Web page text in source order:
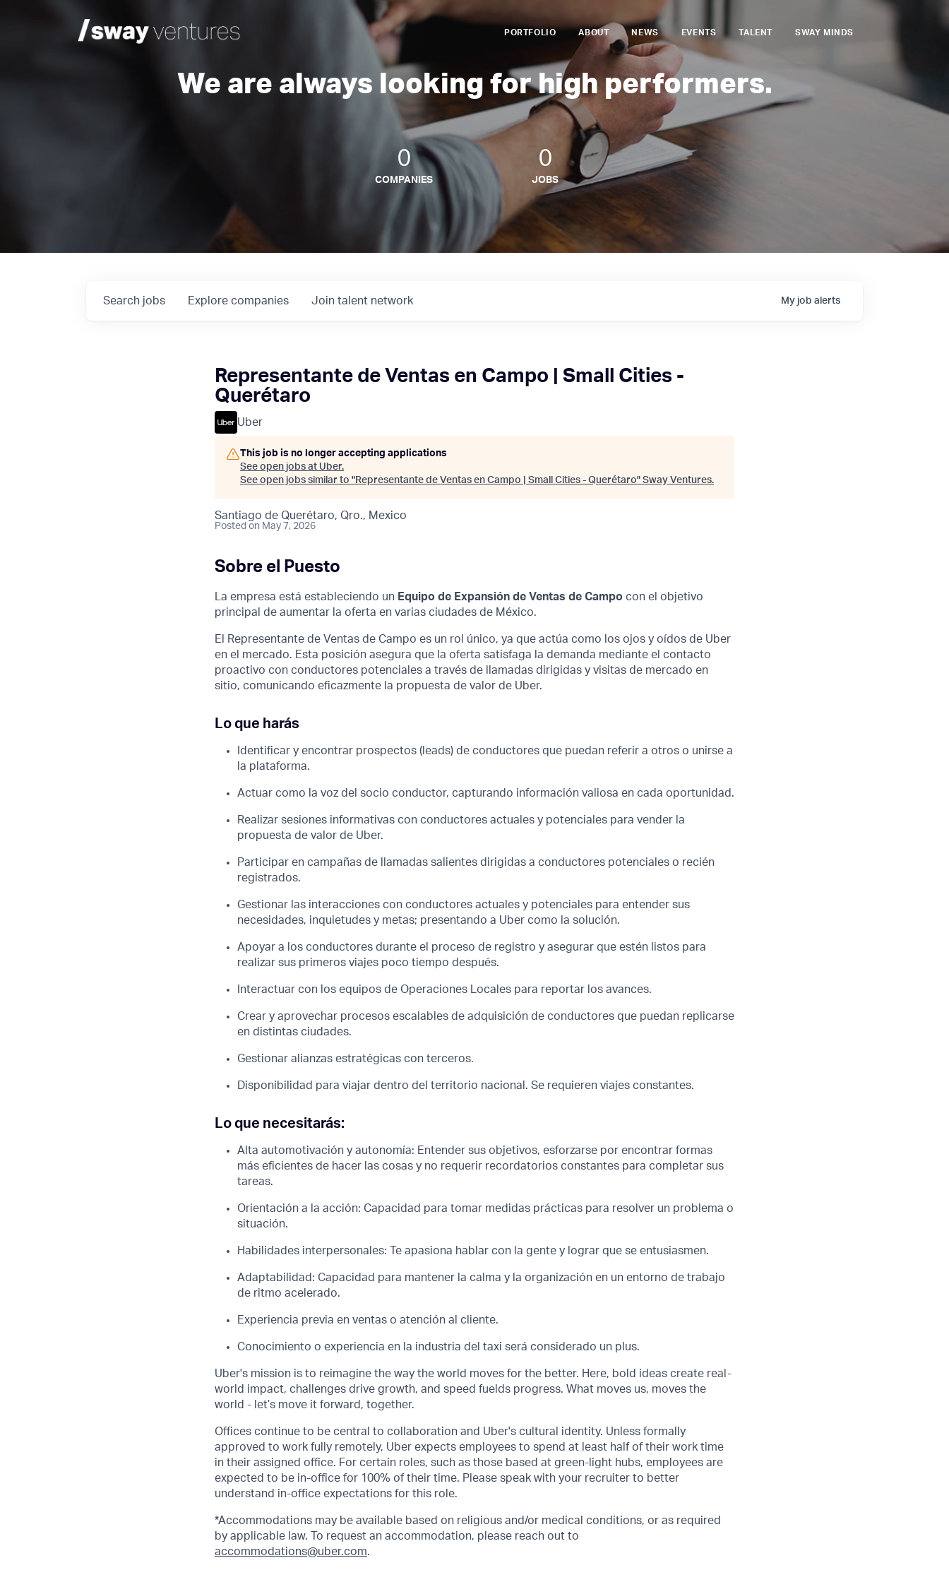
PORTFOLIO ABOUT NEWS EVENTS TALENT SWAY MINDS
We are always looking for high performers.
0
COMPANIES
0
JOBS
Search jobs Explore companies Join talent network My job alerts
Representante de Ventas en Campo | Small Cities -
Querétaro
Uber
This job is no longer accepting applications
See open jobs at Uber.
See open jobs similar to "Representante de Ventas en Campo | Small Cities - Querétaro" Sway Ventures.
Santiago de Querétaro, Qro., Mexico
Posted on May 7, 2026
Sobre el Puesto
La empresa está estableciendo un Equipo de Expansión de Ventas de Campo con el objetivo
principal de aumentar la oferta en varias ciudades de México.
El Representante de Ventas de Campo es un rol único, ya que actúa como los ojos y oídos de Uber
en el mercado. Esta posición asegura que la oferta satisfaga la demanda mediante el contacto
proactivo con conductores potenciales a través de llamadas dirigidas y visitas de mercado en
sitio, comunicando eficazmente la propuesta de valor de Uber.
Lo que harás
Identificar y encontrar prospectos (leads) de conductores que puedan referir a otros o unirse a
la plataforma.
Actuar como la voz del socio conductor, capturando información valiosa en cada oportunidad.
Realizar sesiones informativas con conductores actuales y potenciales para vender la
propuesta de valor de Uber.
Participar en campañas de llamadas salientes dirigidas a conductores potenciales o recién
registrados.
Gestionar las interacciones con conductores actuales y potenciales para entender sus
necesidades, inquietudes y metas; presentando a Uber como la solución.
Apoyar a los conductores durante el proceso de registro y asegurar que estén listos para
realizar sus primeros viajes poco tiempo después.
Interactuar con los equipos de Operaciones Locales para reportar los avances.
Crear y aprovechar procesos escalables de adquisición de conductores que puedan replicarse
en distintas ciudades.
Gestionar alianzas estratégicas con terceros.
Disponibilidad para viajar dentro del territorio nacional. Se requieren viajes constantes.
Lo que necesitarás:
Alta automotivación y autonomía: Entender sus objetivos, esforzarse por encontrar formas
más eficientes de hacer las cosas y no requerir recordatorios constantes para completar sus
tareas.
Orientación a la acción: Capacidad para tomar medidas prácticas para resolver un problema o
situación.
Habilidades interpersonales: Te apasiona hablar con la gente y lograr que se entusiasmen.
Adaptabilidad: Capacidad para mantener la calma y la organización en un entorno de trabajo
de ritmo acelerado.
Experiencia previa en ventas o atención al cliente.
Conocimiento o experiencia en la industria del taxi será considerado un plus.
Uber's mission is to reimagine the way the world moves for the better. Here, bold ideas create real-
world impact, challenges drive growth, and speed fuelds progress. What moves us, moves the
world - let’s move it forward, together.
Offices continue to be central to collaboration and Uber's cultural identity. Unless formally
approved to work fully remotely, Uber expects employees to spend at least half of their work time
in their assigned office. For certain roles, such as those based at green-light hubs, employees are
expected to be in-office for 100% of their time. Please speak with your recruiter to better
understand in-office expectations for this role.
*Accommodations may be available based on religious and/or medical conditions, or as required
by applicable law. To request an accommodation, please reach out to
accommodations@uber.com.